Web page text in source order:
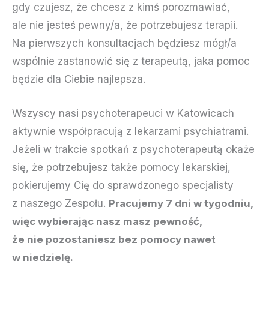
gdy czujesz, że chcesz z kimś porozmawiać,
ale nie jesteś pewny/a, że potrzebujesz terapii.
Na pierwszych konsultacjach będziesz mógł/a
wspólnie zastanowić się z terapeutą, jaka pomoc
będzie dla Ciebie najlepsza.
Wszyscy nasi psychoterapeuci w Katowicach
aktywnie współpracują z lekarzami psychiatrami.
Jeżeli w trakcie spotkań z psychoterapeutą okaże
się, że potrzebujesz także pomocy lekarskiej,
pokierujemy Cię do sprawdzonego specjalisty
z naszego Zespołu. Pracujemy 7 dni w tygodniu,
więc wybierając nasz masz pewność,
że nie pozostaniesz bez pomocy nawet
w niedzielę.